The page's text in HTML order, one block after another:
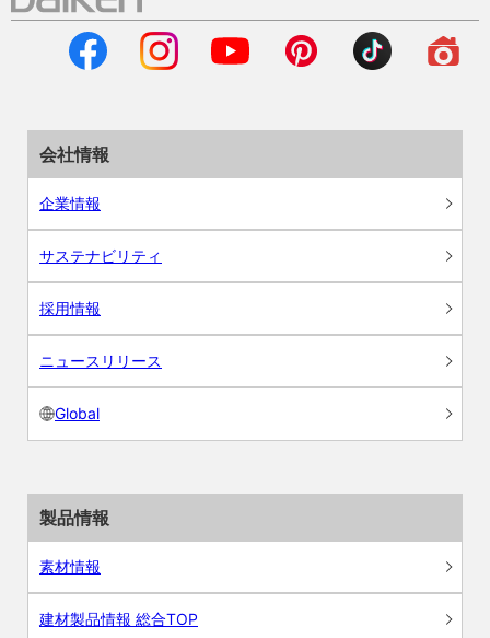
会社情報
企業情報
サステナビリティ
採用情報
ニュースリリース
Global
製品情報
素材情報
建材製品情報 総合TOP